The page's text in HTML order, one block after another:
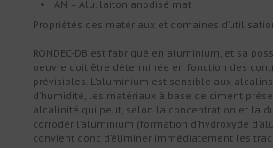
AM = Alu. laiton anodisé mat
Propriétés des matériaux et domaines d’utilisation
RONDEC-DB est fabriqué en aluminium, et sa
oeuvre doit être déterminée en fonction des
prévisibles. L’aluminium est sensible aux
d’humidité, les matériaux à base de ciment
alcalinité qui peut, selon la concentration et la
corroder l’aluminium (formation d’hydroxyde
convient donc d’éliminer immédiatement les